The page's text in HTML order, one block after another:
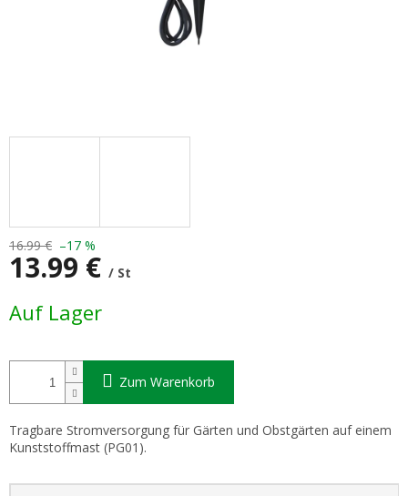
16.99 € –17 %
13.99 € / St
Auf Lager
Zum Warenkorb
Tragbare Stromversorgung für Gärten und Obstgärten auf einem
Kunststoffmast (PG01).